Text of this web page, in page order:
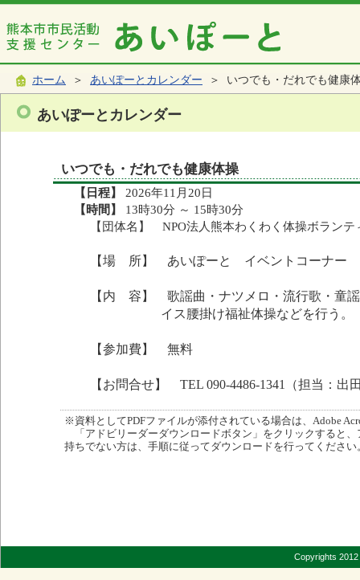
ホーム ＞ あいぽーとカレンダー ＞ いつでも・だれでも健康
あいぽーとカレンダー
いつでも・だれでも健康体操
【日程】
2026年11月20日
【時間】
13時30分 ～ 15時30分
【団体名】 NPO法人熊本わくわく体操ボランテ
【場 所】 あいぽーと イベントコーナー
【内 容】 歌謡曲・ナツメロ・流行歌・童
イス腰掛け福祉体操などを行う。
【参加費】 無料
【お問合せ】 TEL 090-4486-1341（担当：出
※資料としてPDFファイルが添付されている場合は、Adobe
「アドビリーダーダウンロードボタン」をクリックすると
持ちでない方は、手順に従ってダウンロードを行ってください
Copyrights